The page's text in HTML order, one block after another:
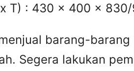
x T) : 430 x 400 x
barang-
Segera lakukan